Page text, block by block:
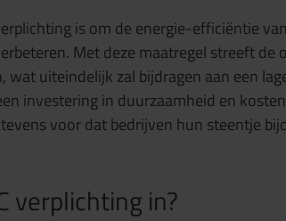
is om de energie-efficiëntie
Met deze maatregel streeft de
uiteindelijk zal bijdragen aan een
investering in duurzaamheid en
voor dat bedrijven hun steentje
verplichting in?